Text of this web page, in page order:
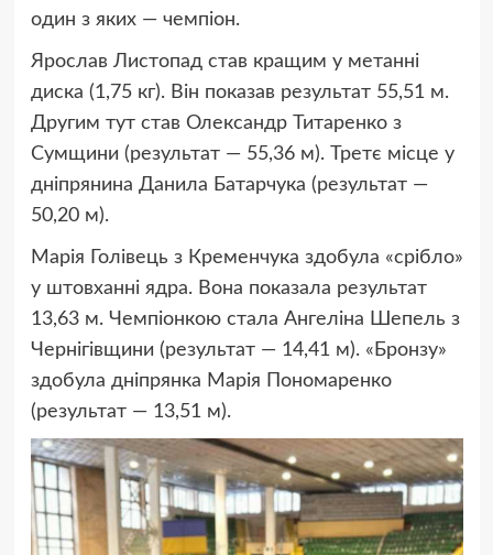
один з яких — чемпіон.
Ярослав Листопад став кращим у метанні
диска (1,75 кг). Він показав результат 55,51 м.
Другим тут став Олександр Титаренко з
Сумщини (результат — 55,36 м). Третє місце у
дніпрянина Данила Батарчука (результат —
50,20 м).
Марія Голівець з Кременчука здобула «срібло»
у штовханні ядра. Вона показала результат
13,63 м. Чемпіонкою стала Ангеліна Шепель з
Чернігівщини (результат — 14,41 м). «Бронзу»
здобула дніпрянка Марія Пономаренко
(результат — 13,51 м).